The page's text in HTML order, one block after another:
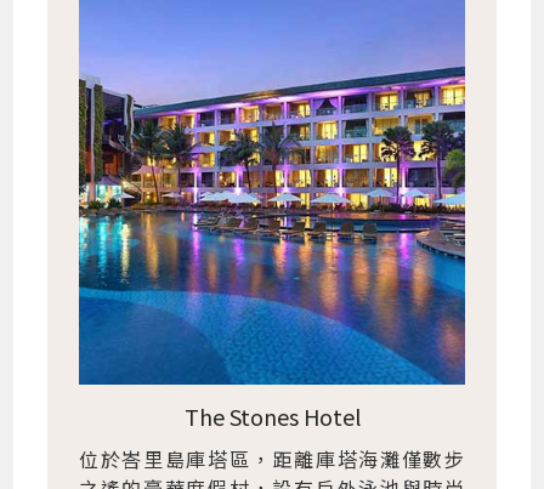
The Stones Hotel
位於峇里島庫塔區，距離庫塔海灘僅數步